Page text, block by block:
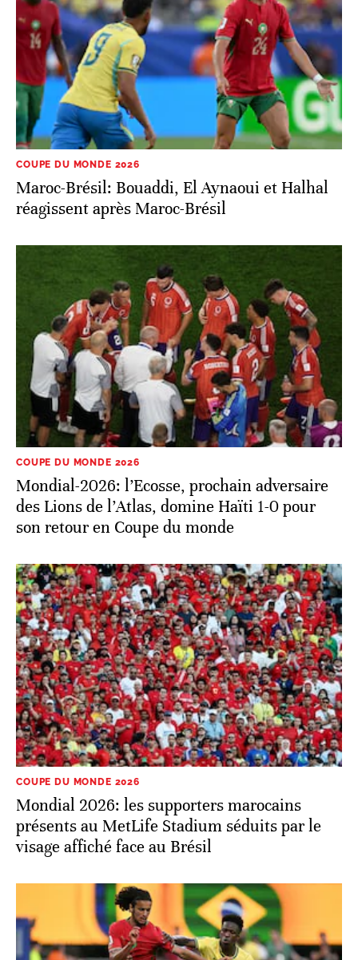
COUPE DU MONDE 2026
Maroc-Brésil: Bouaddi, El Aynaoui et Halhal
réagissent après Maroc-Brésil
COUPE DU MONDE 2026
Mondial-2026: l’Ecosse, prochain adversaire
des Lions de l’Atlas, domine Haïti 1-0 pour
son retour en Coupe du monde
COUPE DU MONDE 2026
Mondial 2026: les supporters marocains
présents au MetLife Stadium séduits par le
visage affiché face au Brésil